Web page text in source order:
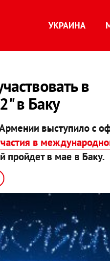
УКРАИНА
в
в Баку
выступило с
в
пройдет в мае в Баку.